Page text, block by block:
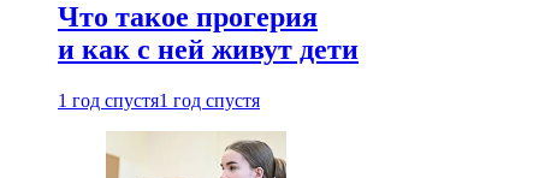
Что такое прогерия
и как с ней живут дети
1 год спустя1 год спустя